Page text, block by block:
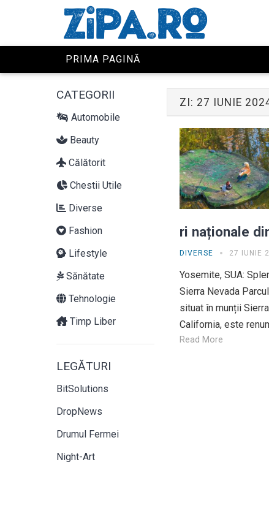
PRIMA PAGINĂ
CATEGORII
Automobile
Beauty
Călătorit
Chestii Utile
Diverse
Fashion
Lifestyle
Sănătate
Tehnologie
Timp Liber
LEGĂTURI
BitSolutions
DropNews
Drumul Fermei
Night-Art
ZI: 27 IUNIE
ri naționale
DIVERSE 27 IUNIE
Yosemite, SUA:
Sierra Nevada
situat în munții
California, este
Read More